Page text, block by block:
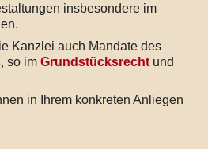
insbesondere im
Kanzlei auch Mandate des
, so im Grundstücksrecht und
in Ihrem konkreten Anliegen